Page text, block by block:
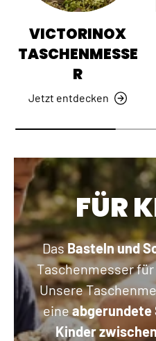
VICTORINOX
TASCHENMESSE
R
Jetzt entdecken
FÜR
DasBasteln und
Taschenmesser
Unsere
eine abgerundete
Kinder